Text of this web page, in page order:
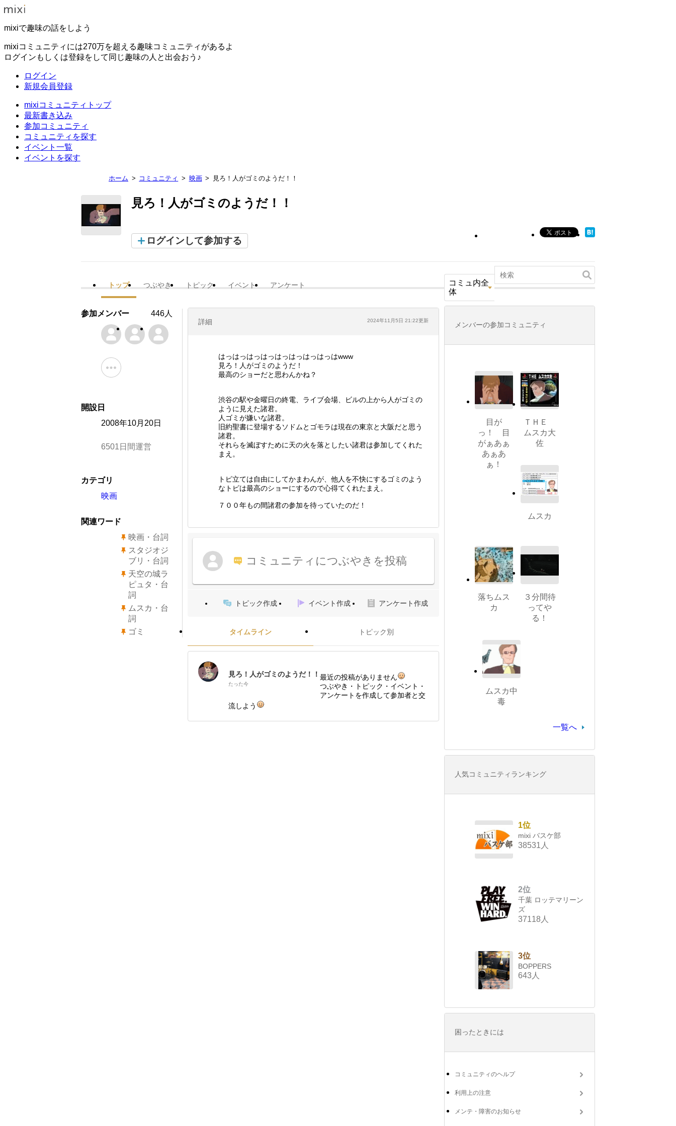
mixiで趣味の話をしよう
mixiコミュニティには270万を超える趣味コミュニティがあるよ
ログインもしくは登録をして同じ趣味の人と出会おう♪
ログイン
新規会員登録
mixiコミュニティトップ
最新書き込み
参加コミュニティ
コミュニティを探す
イベント一覧
イベントを探す
ホーム コミュニティ 映画 見ろ！人がゴミのようだ！！
見ろ！人がゴミのようだ！！
ログインして参加する
トップ つぶやき トピック イベント アンケート
コミュ内全
体
詳細 2024年11月5日 21:22更新
はっはっはっはっはっはっはっはっはwww
見ろ！人がゴミのようだ！
最高のショーだと思わんかね？
渋谷の駅や金曜日の終電、ライブ会場、ビルの上から人がゴミの
ように見えた諸君。
人ゴミが嫌いな諸君。
旧約聖書に登場するソドムとゴモラは現在の東京と大阪だと思う
諸君。
それらを滅ぼすために天の火を落としたい諸君は参加してくれた
まえ。
トピ立ては自由にしてかまわんが、他人を不快にするゴミのよう
なトピは最高のショーにするので心得てくれたまえ。
７００年もの間諸君の参加を待っていたのだ！
コミュニティにつぶやきを投稿
トピック作成 イベント作成 アンケート作成
タイムライン トピック別
見ろ！人がゴミのようだ！！
たった今
最近の投稿がありません
つぶやき・トピック・イベント・
アンケートを作成して参加者と交
流しよう
参加メンバー 446人
開設日
2008年10月20日
6501日間運営
カテゴリ
映画
関連ワード
映画・台詞
スタジオジ
ブリ・台詞
天空の城ラ
ピュタ・台
詞
ムスカ・台
詞
ゴミ
メンバーの参加コミュニティ
目が
っ！ 目
がぁあぁ
あぁあ
ぁ！
ＴＨＥ
ムスカ大
佐
ムスカ
落ちムス
カ
３分間待
ってや
る！
ムスカ中
毒
一覧へ
人気コミュニティランキング
1位
mixi バスケ部
38531人
2位
千葉 ロッテマリーン
ズ
37118人
3位
BOPPERS
643人
困ったときには
コミュニティのヘルプ
利用上の注意
メンテ・障害のお知らせ